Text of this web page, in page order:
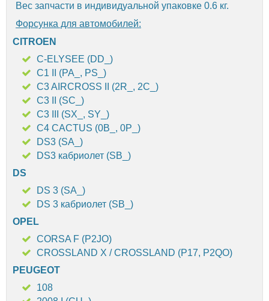
Вес запчасти в индивидуальной упаковке 0.6 кг.
Форсунка для автомобилей:
CITROEN
C-ELYSEE (DD_)
C1 II (PA_, PS_)
C3 AIRCROSS II (2R_, 2C_)
C3 II (SC_)
C3 III (SX_, SY_)
C4 CACTUS (0B_, 0P_)
DS3 (SA_)
DS3 кабриолет (SB_)
DS
DS 3 (SA_)
DS 3 кабриолет (SB_)
OPEL
CORSA F (P2JO)
CROSSLAND X / CROSSLAND (P17, P2QO)
PEUGEOT
108